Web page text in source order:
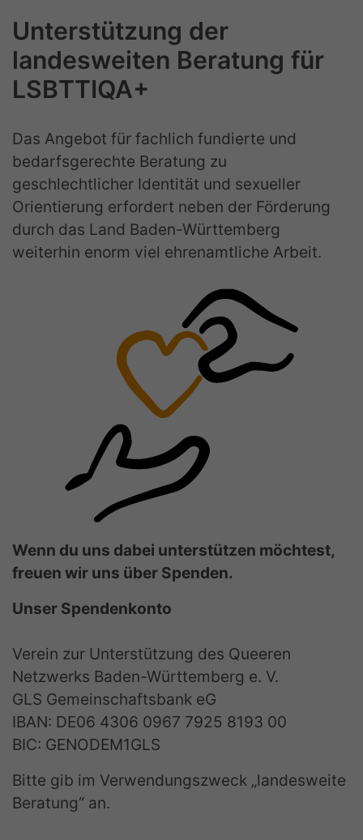
Unterstützung der
landesweiten Beratung für
LSBTTIQA+
Das Angebot für fachlich fundierte und
bedarfsgerechte Beratung zu
geschlechtlicher Identität und sexueller
Orientierung erfordert neben der Förderung
durch das Land Baden-Württemberg
weiterhin enorm viel ehrenamtliche Arbeit.
Wenn du uns dabei unterstützen möchtest,
freuen wir uns über Spenden.
Unser Spendenkonto
Verein zur Unterstützung des Queeren
Netzwerks Baden-Württemberg e. V.
GLS Gemeinschaftsbank eG
IBAN: DE06 4306 0967 7925 8193 00
BIC: GENODEM1GLS
Bitte gib im Verwendungszweck „landesweite
Beratung“ an.